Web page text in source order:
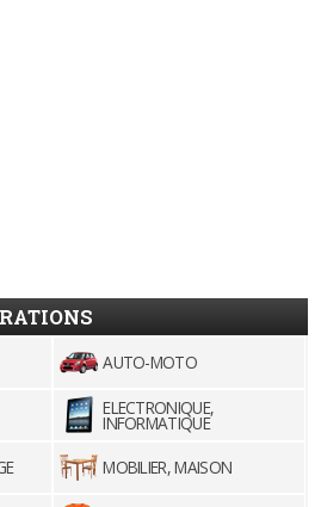
AUTO-MOTO
ELECTRONIQUE,
INFORMATIQUE
MOBILIER, MAISON